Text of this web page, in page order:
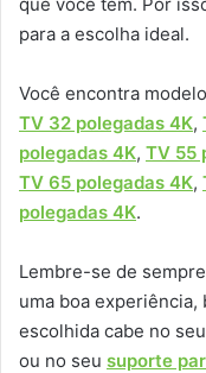
para a escolha ideal.
Você encontra
TV 32 polegadas 4K,
polegadas 4K, TV 55
TV 65 polegadas 4K,
polegadas 4K.
Lembre-se de sempre
uma boa
escolhida cabe no seu
ou no seu suporte